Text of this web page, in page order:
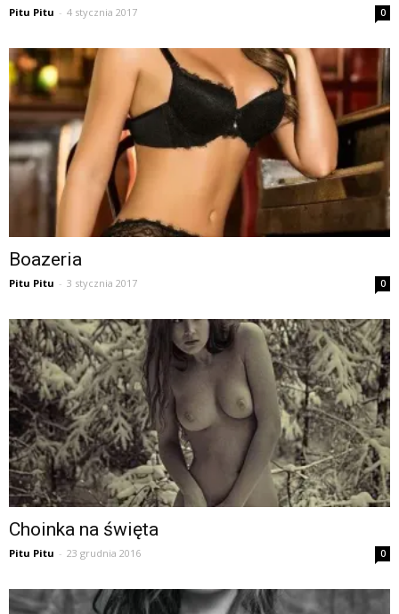
Pitu Pitu - 4 stycznia 2017 0
Boazeria
Pitu Pitu - 3 stycznia 2017 0
Choinka na święta
Pitu Pitu - 23 grudnia 2016 0